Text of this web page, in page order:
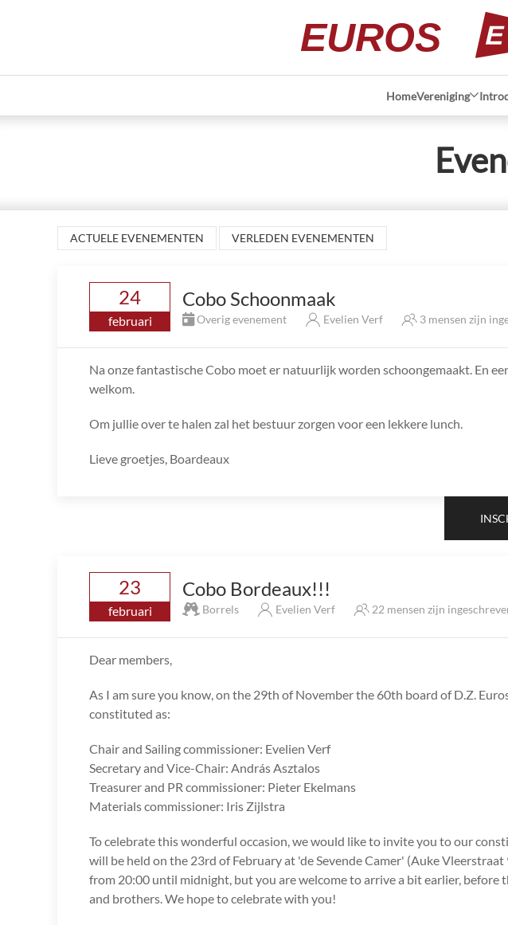
EUROS
HomeVereniging
ACTUELE EVENEMENTEN VERLEDEN EVENEMENTEN
24
februari
Cobo Schoonmaak
Overig evenement Evelien Verf 3 mensen zijn
Na onze fantastische Cobo moet er natuurlijk worden schoongemaakt. En
welkom.
Om jullie over te halen zal het bestuur zorgen voor een lekkere lunch.
Lieve groetjes, Boardeaux
23
februari
Cobo Bordeaux!!!
Borrels Evelien Verf 22 mensen zijn
Dear members,
As I am sure you know, on the 29th of November the 60th board of D.Z.
constituted as:
Chair and Sailing commissioner: Evelien Verf
Secretary and Vice-Chair: András Asztalos
Treasurer and PR commissioner: Pieter Ekelmans
Materials commissioner: Iris Zijlstra
To celebrate this wonderful occasion, we would like to invite you to our
will be held on the 23rd of February at 'de Sevende Camer' (Auke Vleerstraat
from 20:00 until midnight, but you are welcome to arrive a bit earlier, before
and brothers. We hope to celebrate with you!